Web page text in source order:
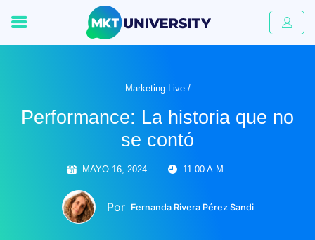
Marketing Live /
Performance: La historia que no
se contó
MAYO 16, 2024 11:00 A.M.
Por Fernanda Rivera Pérez Sandi